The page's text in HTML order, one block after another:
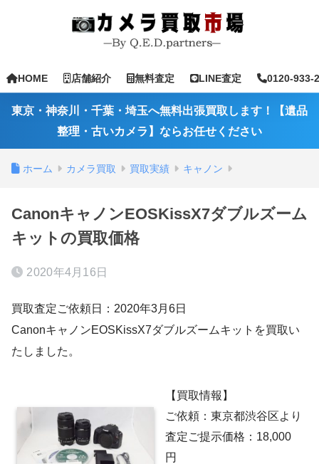
HOME 店舗紹介 無料査定 LINE査定 0120-933-
東京・神奈川・千葉・埼玉へ無料出張買取します！【遺品
整理・古いカメラ】ならお任せください
ホーム カメラ買取 買取実績 キャノン
CanonキャノンEOSKissX7ダブルズーム
キットの買取価格
2020年4月16日
買取査定ご依頼日：2020年3月6日
CanonキャノンEOSKissX7ダブルズームキットを買取い
たしました。
【買取情報】
ご依頼：東京都渋谷区より
査定ご提示価格：18,000
円